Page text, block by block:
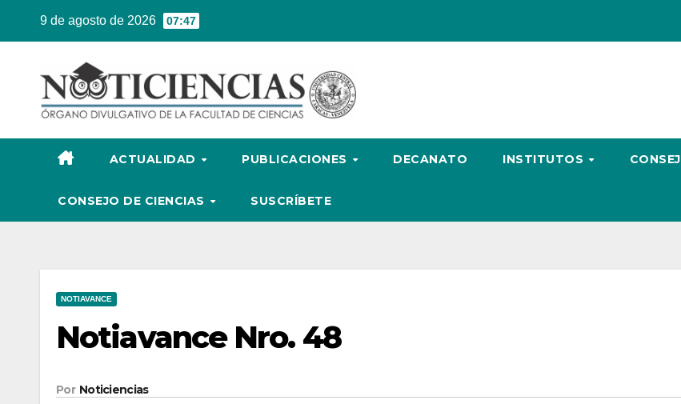
9 de agosto de 2026 07:47
ACTUALIDAD PUBLICACIONES DECANATO INSTITUTOS
CONSEJO DE CIENCIAS SUSCRÍBETE
NOTIAVANCE
Notiavance Nro. 48
Por Noticiencias